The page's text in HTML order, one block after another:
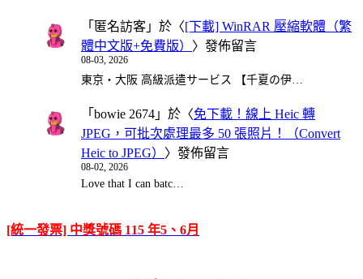
「 匿名訪客 」於〈[下載] WinRAR 壓縮軟體（繁
體中文版+免費版） 〉發佈留言
08-03, 2026
東京・大阪 高級派遣サービス 【千夏の伊…
「 bowie 2674 」於〈免下載！線上 Heic 轉
JPEG，可批次處理最多 50 張照片！（Convert
Heic to JPEG） 〉發佈留言
08-02, 2026
Love that I can batc…
[統一發票] 中獎號碼 115 年5、6月